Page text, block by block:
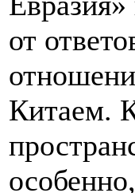
от
Китаем.